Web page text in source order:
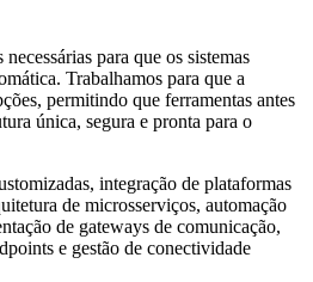
para que os sistemas
Trabalhamos para que a
permitindo que ferramentas antes
única, segura e pronta para o
integração de plataformas
de microsserviços, automação
de gateways de comunicação,
e gestão de conectividade